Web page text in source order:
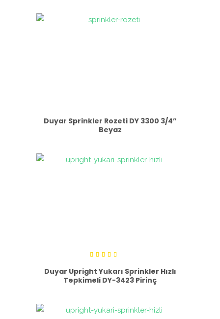
Duyar Sprinkler Rozeti DY 3300 3/4”
Beyaz
üzerinden
5.00
oy aldı
Duyar Upright Yukarı Sprinkler Hızlı
Tepkimeli DY-3423 Pirinç